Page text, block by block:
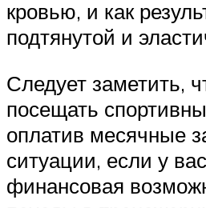
кровью, и как
подтянутой и
Следует заметить,
посещать
оплатив месячные
ситуации, если у
финансовая